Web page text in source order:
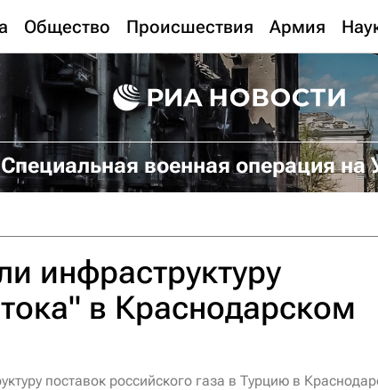
Общество Происшествия Армия
Специальная военная операция на
инфраструктуру
в Краснодарском
поставок российского газа в Турцию в